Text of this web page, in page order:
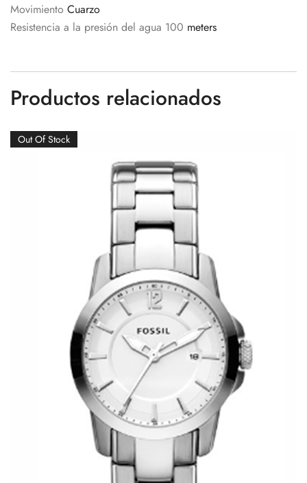
Movimiento Cuarzo
Resistencia a la presión del agua 100 meters
Productos relacionados
Out Of Stock